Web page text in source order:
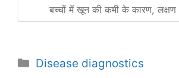
बच्चों में खून की कमी के कारण,
Categories
Disease diagnostics